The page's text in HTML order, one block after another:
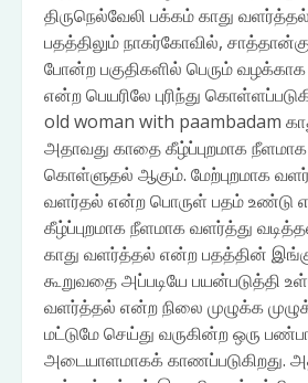
திருநெல்வேலி பக்கம் காது
பதத்திலும் நாகர்கோவில்,
போன்ற பகுதிகளில் பெரும் வழக்காக
என்ற பெயரிலே புரிந்து
old woman with paambadam
அதாவது காதை கீழ்ப்புறமாக
கொள்ளுதல் ஆகும். மேற்புறமாக
வளர்தல் என்ற பொருள் பதம் உண்டு
கீழ்ப்புறமாக நீளமாக வளர்த்து
காது வளர்த்தல் என்ற பதத்தின்
கூறுவதை அப்படியே பயன்படுத்தி
வளர்த்தல் என்ற நிலை முழுக்க
மட்டுமே செய்து வருகின்ற ஒரு
அடையாளமாகக் காணப்படுகிறது.